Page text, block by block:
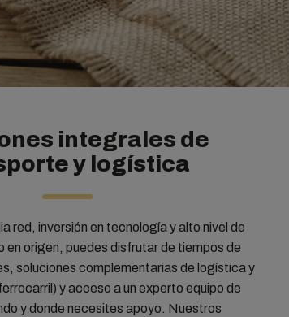
integrales de
y logística
red, inversión en tecnología y alto nivel de
en origen, puedes disfrutar de tiempos de
soluciones complementarias de logística y
y acceso a un experto equipo de
y donde necesites apoyo. Nuestros